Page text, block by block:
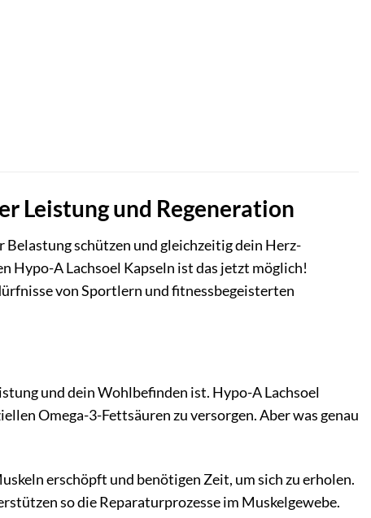
Leistung und Regeneration
schützen und gleichzeitig dein Herz-
Hypo-A Lachsoel Kapseln ist das jetzt möglich!
von Sportlern und fitnessbegeisterten
und dein Wohlbefinden ist. Hypo-A Lachsoel
Omega-3-Fettsäuren zu versorgen. Aber was genau
erschöpft und benötigen Zeit, um sich zu erholen.
so die Reparaturprozesse im Muskelgewebe.